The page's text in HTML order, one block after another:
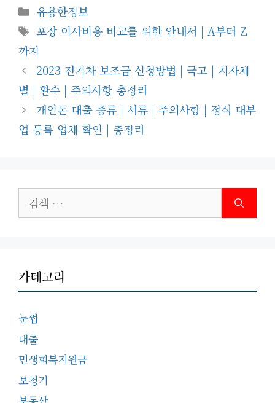
카
테
고
리
유용한정보
태
그
포장 이사비용 비교를 위한 안내서 | A부터 Z
까지
2023 전기차 보조금 신청방법 | 국고 | 지자체
별 | 환수 | 주의사항 총정리
개인돈 대출 종류 | 서류 | 주의사항 | 정식 대부
업 등록 업체 확인 | 총정리
색:
카테고리
눈썹
대출
민생회복지원금
보청기